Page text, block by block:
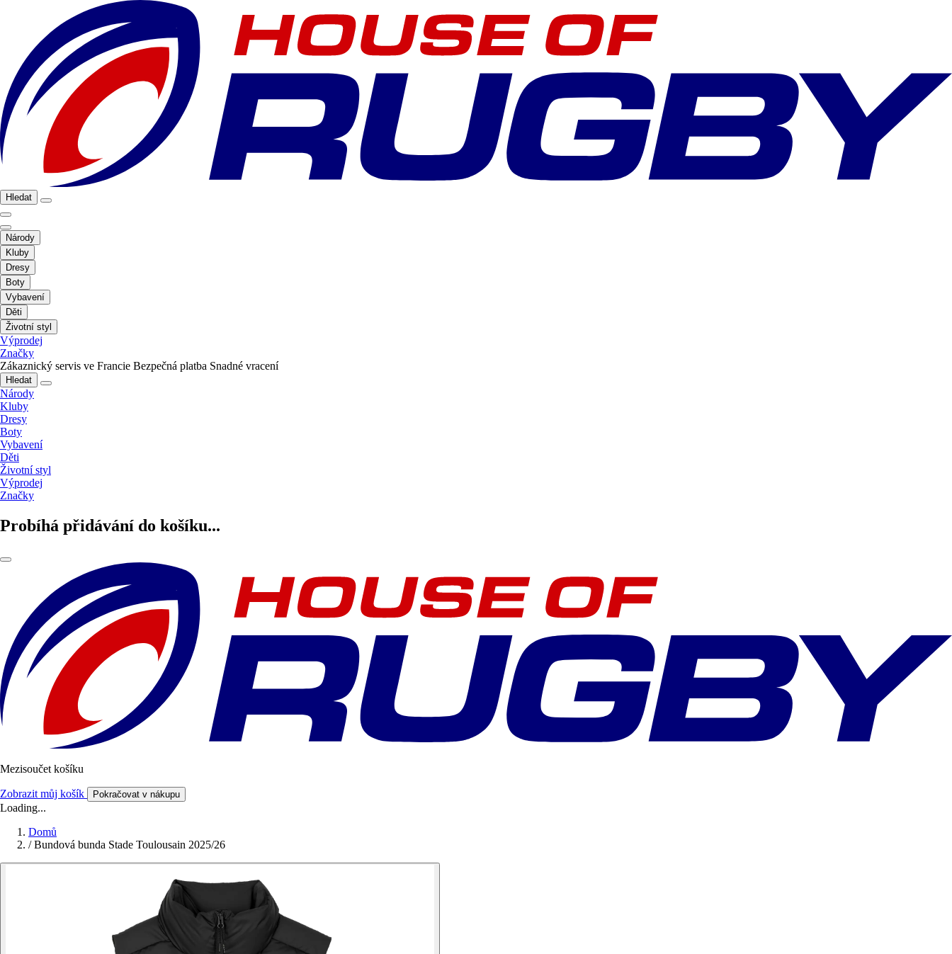
Hledat
Národy
Kluby
Dresy
Boty
Vybavení
Děti
Životní styl
Výprodej
Značky
Zákaznický servis ve Francie Bezpečná platba Snadné vracení
Hledat
Národy
Kluby
Dresy
Boty
Vybavení
Děti
Životní styl
Výprodej
Značky
Probíhá přidávání do košíku...
Mezisoučet košíku
Zobrazit můj košík Pokračovat v nákupu
Loading...
Domů
/ Bundová bunda Stade Toulousain 2025/26